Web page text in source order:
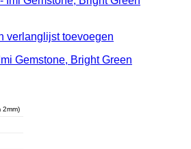
verlanglijst toevoegen
Gemstone, Bright Green
2mm)